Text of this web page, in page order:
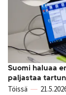
Suomi haluaa
paljastaa
Töissä